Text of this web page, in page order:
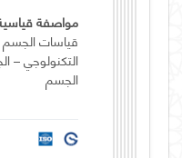
مواصفة
قياسات الجسم
الجسم